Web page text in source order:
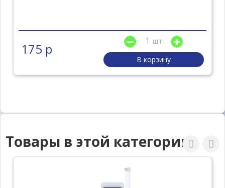
175 р
шт.
В корзину
Товары в этой категории